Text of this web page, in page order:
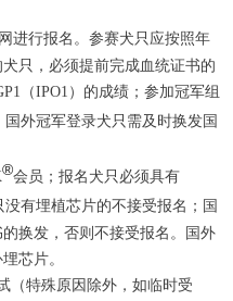
进行报名。参赛犬只应按照年
只，必须提前完成血统证书的
（IPO1）的成绩； 参加冠军组
国外冠军登录犬只需及时换发国
®会员；报名犬只必须具有
有埋植芯片的不接受报名； 国
换发，否则不接受报名。
国外
芯片。
（特殊原因除外，如临时受